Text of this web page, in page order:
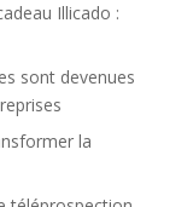
Illicado :
sont devenues
la